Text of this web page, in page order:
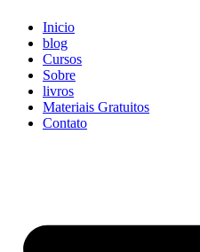
Inicio
blog
Cursos
Sobre
livros
Materiais Gratuitos
Contato